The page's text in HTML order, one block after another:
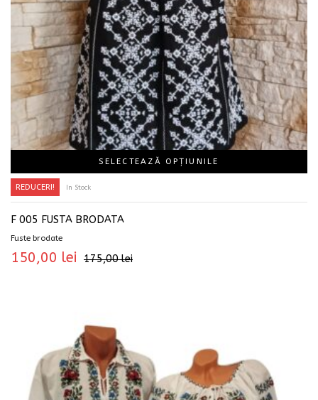
SELECTEAZĂ OPȚIUNILE
REDUCERI! In Stock
F 005 FUSTA BRODATA
Fuste brodate
175,00lei
150,00 lei